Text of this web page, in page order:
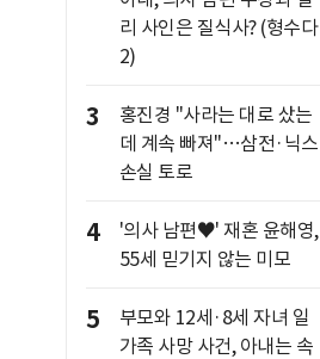
리 사인은 질식사? (형수다
2)
3
홍진경 "사라는 대로 샀는
데 계속 빠져"…삼전·닉스
손실 토로
4
'의사 남편♥' 재혼 윤해영,
55세 믿기지 않는 미모
5
부모와 12세·8세 자녀 일
가족 사망 사건, 아내는 속